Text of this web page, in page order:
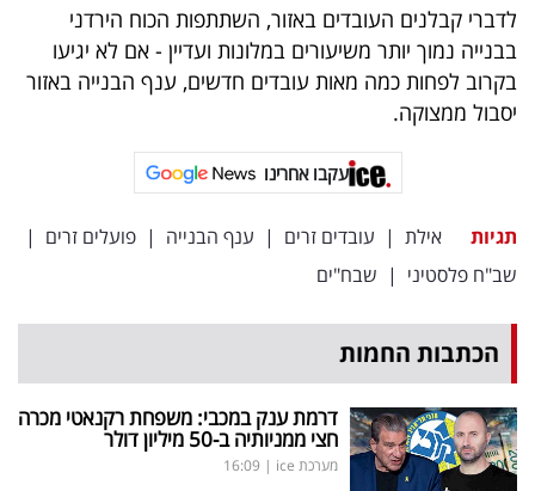
לדברי קבלנים העובדים באזור, השתתפות הכוח הירדני
בבנייה נמוך יותר משיעורים במלונות ועדיין - אם לא יגיעו
בקרוב לפחות כמה מאות עובדים חדשים, ענף הבנייה באזור
יסבול ממצוקה.
עקבו אחרינו
תגיות אילת | עובדים זרים | ענף הבנייה | פועלים זרים |
שב"ח פלסטיני | שבח"ים
הכתבות החמות
דרמת ענק במכבי: משפחת רקנאטי מכרה
חצי ממניותיה ב-50 מיליון דולר
מערכת ice |
16:09